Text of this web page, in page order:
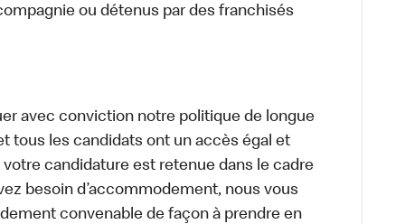
ou détenus par des franchisés
avec conviction notre politique de longue
tous les candidats ont un accès égal et
candidature est retenue dans le cadre
besoin d’accommodement, nous vous
convenable de façon à prendre en